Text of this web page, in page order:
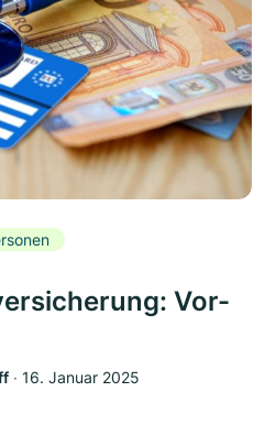
Vor-
‧ 16. Januar 2025